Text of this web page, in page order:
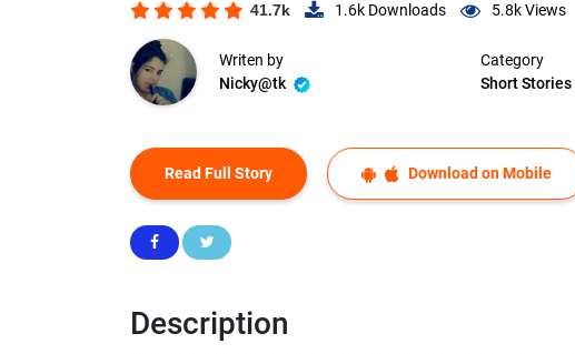
41.7k 1.6k Downloads 5.8kViews
Writen by
Nicky@tk
Category
Short Stories
Read Full Story Download on Mobile
Description